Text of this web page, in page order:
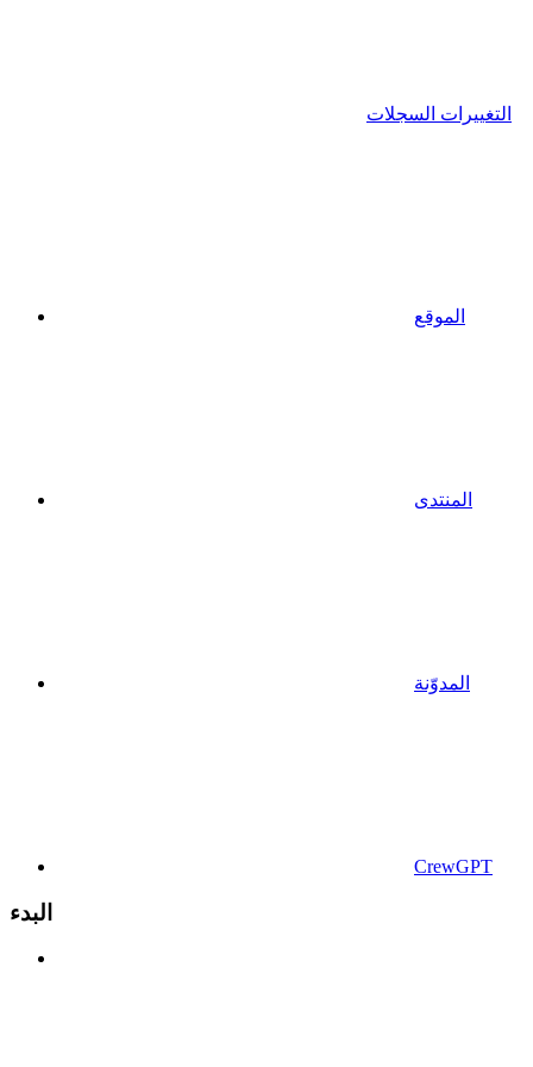
التغييرات السجلات
الموقع
المنتدى
المدوّنة
CrewGPT
البدء